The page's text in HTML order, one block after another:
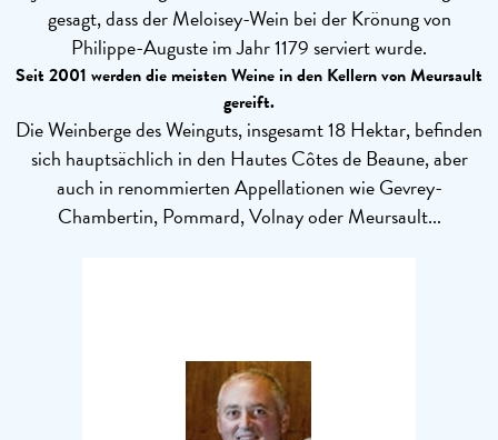
gesagt, dass der Meloisey-Wein bei der Krönung von
Philippe-Auguste im Jahr 1179 serviert wurde.
Seit 2001 werden die meisten Weine in den Kellern von Meursault
gereift.
Die Weinberge des Weinguts, insgesamt 18 Hektar, befinden
sich hauptsächlich in den Hautes Côtes de Beaune, aber
auch in renommierten Appellationen wie Gevrey-
Chambertin, Pommard, Volnay oder Meursault...